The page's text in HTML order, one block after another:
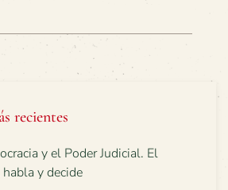
recientes
y el Poder Judicial. El
y decide